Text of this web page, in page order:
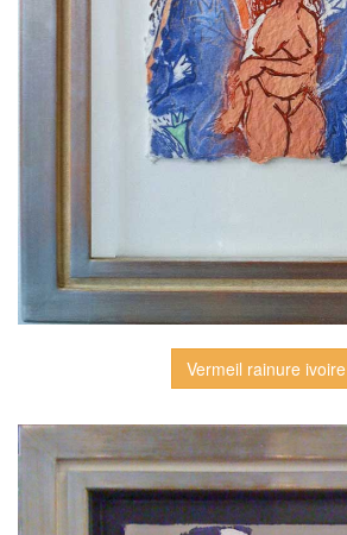
Vermeil rainure ivoire